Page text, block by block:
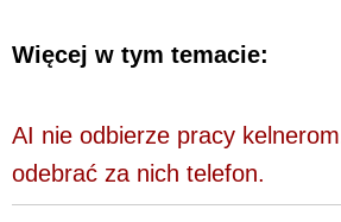
Więcej w tym temacie:
AI nie odbierze pracy
odebrać za nich telefon.